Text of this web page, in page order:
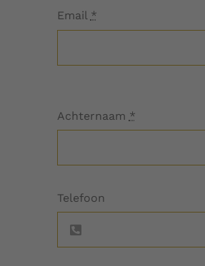
Email *
Achternaam *
Telefoon